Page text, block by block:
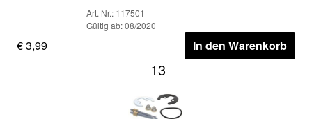
Art. Nr.: 117501
Gültig ab: 08/2020
€ 3,99 In den Warenkorb
13